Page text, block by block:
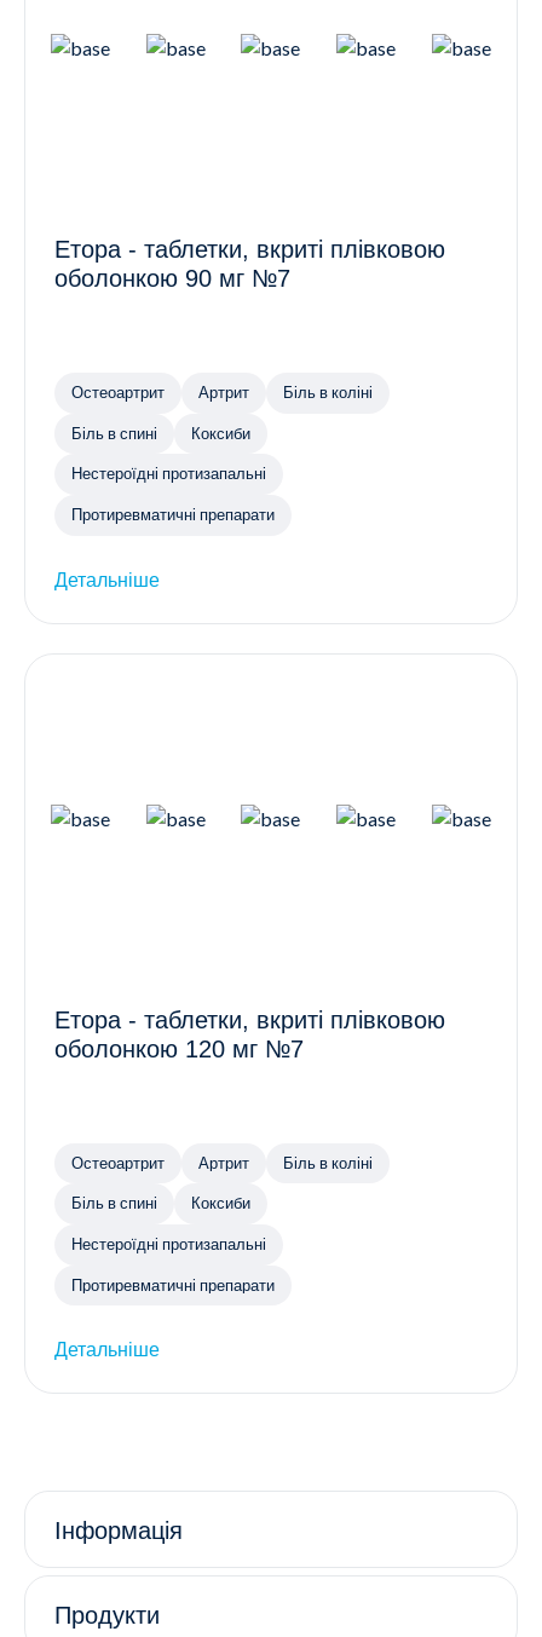
Етора - таблетки, вкриті плівковою
оболонкою 90 мг №7
Остеоартрит Артрит Біль в коліні
Біль в спині Коксиби
Нестероїдні протизапальні
Протиревматичні препарати
Детальніше
Етора - таблетки, вкриті плівковою
оболонкою 120 мг №7
Остеоартрит Артрит Біль в коліні
Біль в спині Коксиби
Нестероїдні протизапальні
Протиревматичні препарати
Детальніше
Інформація
Продукти